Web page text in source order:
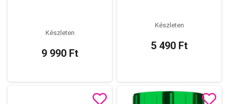
Készleten
9 990 Ft
Készleten
5 490 Ft